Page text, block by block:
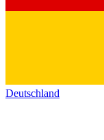
Deutschland